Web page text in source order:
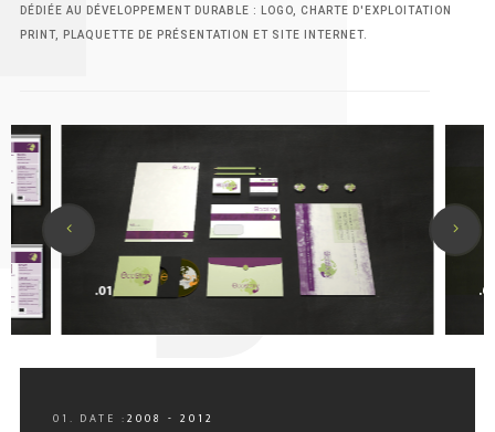
DÉDIÉE AU DÉVELOPPEMENT DURABLE : LOGO, CHARTE D'EXPLOITATION
PRINT, PLAQUETTE DE PRÉSENTATION ET SITE INTERNET.
.01
01. DATE :2008 - 2012